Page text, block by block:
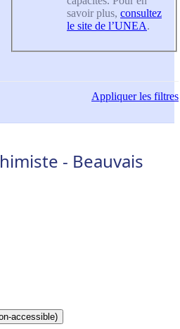
savoir plus, consultez
le site de l’UNEA.
Appliquerles filtres
- Beauvais
accessible)